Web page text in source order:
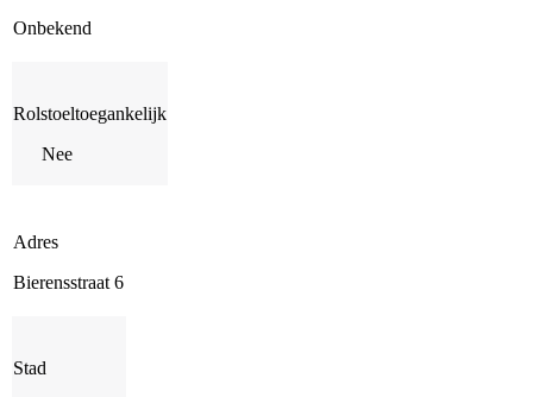
Onbekend
Rolstoeltoegankelijk
Nee
Adres
Bierensstraat 6
Stad